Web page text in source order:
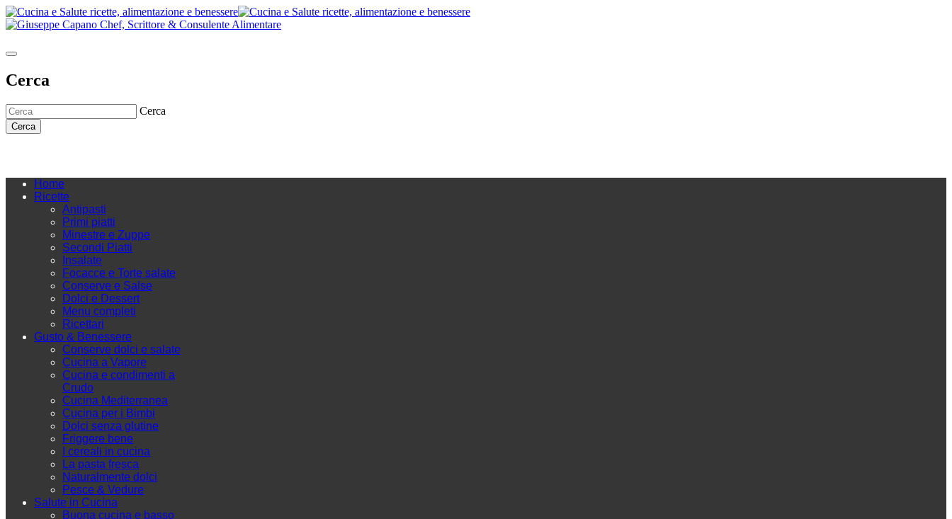
Cerca
Cerca
Cerca
Home
Ricette
Antipasti
Primi piatti
Minestre e Zuppe
Secondi Piatti
Insalate
Focacce e Torte salate
Conserve e Salse
Dolci e Dessert
Menu completi
Ricettari
Gusto & Benessere
Conserve dolci e salate
Cucina a Vapore
Cucina e condimenti a
Crudo
Cucina Mediterranea
Cucina per i Bimbi
Dolci senza glutine
Friggere bene
I cereali in cucina
La pasta fresca
Naturalmente dolci
Pesce & Vedure
Salute in Cucina
Buona cucina e basso